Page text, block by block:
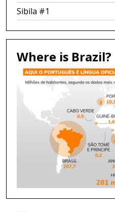
Sibila #1
Where is Brazil?